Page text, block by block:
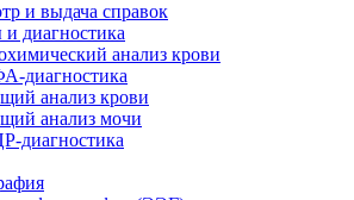
и выдача справок
диагностика
анализ крови
диагностика
анализ крови
анализ мочи
диагностика